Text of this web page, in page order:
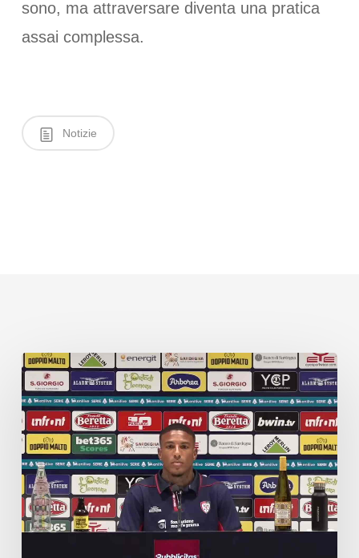
sono, ma attraversare diventa una pratica
assai complessa.
Notizie